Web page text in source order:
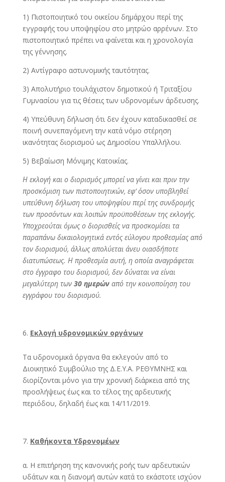
1) Πιστοποιητικό του οικείου δημάρχου περί της
εγγραφής του υποψηφίου στο μητρώο αρρένων. Στο
πιστοποιητικό πρέπει να φαίνεται και η χρονολογία
της γέννησης.
2) Αντίγραφο αστυνομικής ταυτότητας.
3) Απολυτήριο τουλάχιστον δημοτικού ή Τριταξίου
Γυμνασίου για τις θέσεις των υδρονομέων άρδευσης.
4) Υπεύθυνη δήλωση ότι δεν έχουν καταδικασθεί σε
ποινή συνεπαγόμενη την κατά νόμο στέρηση
ικανότητας διορισμού ως Δημοσίου Υπαλλήλου.
5) Βεβαίωση Μόνιμης Κατοικίας.
Η εκλογή και ο διορισμός μπορεί να γίνει και πριν την
προσκόμιση των πιστοποιητικών, εφ’ όσον υποβληθεί
υπεύθυνη δήλωση του υποψηφίου περί της συνδρομής
των προσόντων και λοιπών προϋποθέσεων της εκλογής.
Υποχρεούται όμως ο διορισθείς να προσκομίσει τα
παραπάνω δικαιολογητικά εντός εύλογου προθεσμίας από
τον διορισμού, άλλως απολύεται άνευ οιασδήποτε
διατυπώσεως. Η προθεσμία αυτή, η οποία αναγράφεται
στο έγγραφο του διορισμού, δεν δύναται να είναι
μεγαλύτερη των 30 ημερώναπό την κοινοποίηση του
εγγράφου του διορισμού.
Εκλογή υδρονομικών οργάνων
Τα υδρονομικά όργανα θα εκλεγούν από το
Διοικητικό Συμβούλιο της Δ.Ε.Υ.Α. ΡΕΘΥΜΝΗΣ και
διορίζονται μόνο για την χρονική διάρκεια από της
προσλήψεως έως και το τέλος της αρδευτικής
περιόδου, δηλαδή έως και 14/11/2019.
Καθήκοντα Υδρονομέων
α. Η επιτήρηση της κανονικής ροής των αρδευτικών
υδάτων και η διανομή αυτών κατά το εκάστοτε ισχύον